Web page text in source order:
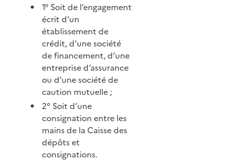
1° Soit de l’engagement
écrit d’un
établissement de
crédit, d’une société
de financement, d’une
entreprise d’assurance
ou d’une société de
caution mutuelle ;
2° Soit d’une
consignation entre les
mains de la Caisse des
dépôts et
consignations.